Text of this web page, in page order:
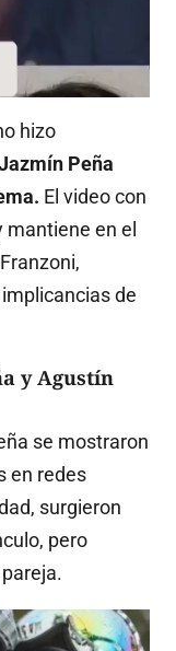
hizo
Peña
El video con
en el
de
y Agustín
se mostraron
en redes
surgieron
pero